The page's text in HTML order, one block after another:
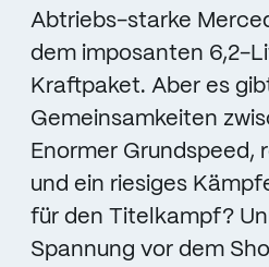
Abtriebs-starke
dem imposanten 6,2-
Kraftpaket. Aber es
Gemeinsamkeiten
Enormer Grundspeed,
und ein riesiges
für den Titelkampf?
Spannung vor dem